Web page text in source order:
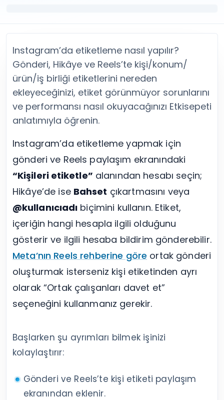
Twitter (X) Retweet Satın Al
Twitter (X) Video İzlenme Satın Al
Tümünü Gör
YouTube
YouTube Abone Satın Al
YouTube Beğeni Satın Al
YouTube İzlenme Satın Al
YouTube Yorum Satın Al
Tümünü Gör
Facebook Beğeni Satın Al
Facebook Takipçi Satın Al
Facebook Yorum Satın Al
Facebook Video İzlenme Satın Al
Tümünü Gör
Tümünü Gör
Diğer ücretsiz araçlar
Facebook Araçları
LinkedIn Araçları
Spotify Araçları
Telegram Araçları
Twitch Araçları
SoundCloud Araçları
Snapchat Araçları
Instagram’da etiketleme nasıl yapılır?
Gönderi, Hikâye ve Reels’te kişi/konum/
ürün/iş birliği etiketlerini nereden
ekleyeceğinizi, etiket görünmüyor sorunlarını
ve performansı nasıl okuyacağınızı Etkisepeti
anlatımıyla öğrenin.
Instagram’da etiketleme yapmak için
gönderi ve Reels paylaşım ekranındaki
“Kişileri etiketle” alanından hesabı seçin;
Hikâye’de ise Bahset çıkartmasını veya
@kullanıcıadı biçimini kullanın. Etiket,
içeriğin hangi hesapla ilgili olduğunu
gösterir ve ilgili hesaba bildirim gönderebilir.
Meta’nın Reels rehberine göre ortak gönderi
oluşturmak isterseniz kişi etiketinden ayrı
olarak “Ortak çalışanları davet et”
seçeneğini kullanmanız gerekir.
Başlarken şu ayrımları bilmek işinizi
kolaylaştırır:
Gönderi ve Reels’te kişi etiketi paylaşım
ekranından eklenir.